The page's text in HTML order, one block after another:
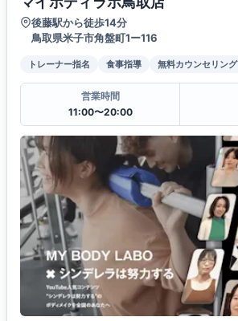
後藤駅から徒歩14分
鳥取県米子市角盤町1ー116
トレーナー指名 食事指導 無料カウンセリング
営業時間
11:00〜20:00